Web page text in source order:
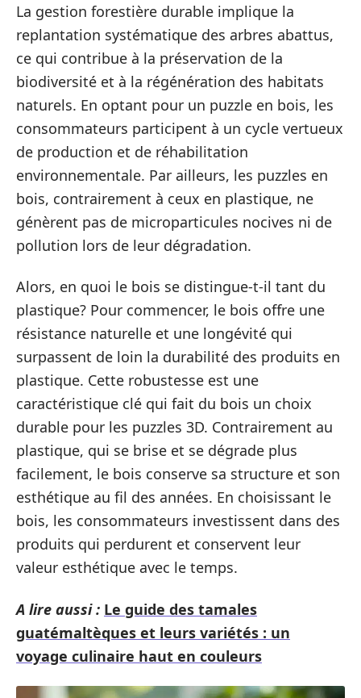
La gestion forestière durable implique la
replantation systématique des arbres abattus,
ce qui contribue à la préservation de la
biodiversité et à la régénération des habitats
naturels. En optant pour un puzzle en bois, les
consommateurs participent à un cycle vertueux
de production et de réhabilitation
environnementale. Par ailleurs, les puzzles en
bois, contrairement à ceux en plastique, ne
génèrent pas de microparticules nocives ni de
pollution lors de leur dégradation.
Alors, en quoi le bois se distingue-t-il tant du
plastique? Pour commencer, le bois offre une
résistance naturelle et une longévité qui
surpassent de loin la durabilité des produits en
plastique. Cette robustesse est une
caractéristique clé qui fait du bois un choix
durable pour les puzzles 3D. Contrairement au
plastique, qui se brise et se dégrade plus
facilement, le bois conserve sa structure et son
esthétique au fil des années. En choisissant le
bois, les consommateurs investissent dans des
produits qui perdurent et conservent leur
valeur esthétique avec le temps.
A lire aussi : Le guide des tamales
guatémaltèques et leurs variétés : un
voyage culinaire haut en couleurs